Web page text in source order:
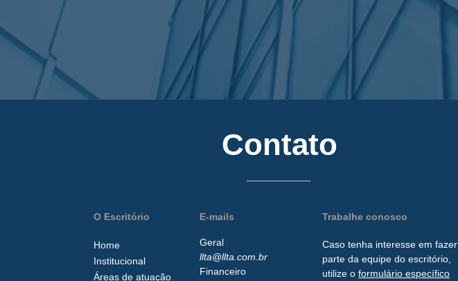
Contato
O Escritório
Home
Institucional
Áreas de atuação
E-mails
Geral
llta@llta.com.br
Financeiro
Trabalhe conosco
Caso tenha interesseemfazer
parte daequipe do escritório,
utilize oformulárioespecífico